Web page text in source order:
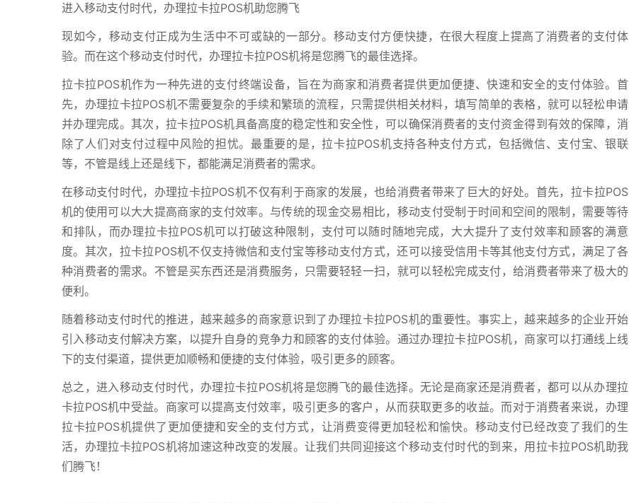
进入移动支付时代，办理拉卡拉POS机助您腾飞
现如今，移动支付正成为生活中不可或缺的一部分。移动支付方便快捷，在很大程度上提高了消费者的支付体
验。而在这个移动支付时代，办理拉卡拉POS机将是您腾飞的最佳选择。
拉卡拉POS机作为一种先进的支付终端设备，旨在为商家和消费者提供更加便捷、快速和安全的支付体验。首
先，办理拉卡拉POS机不需要复杂的手续和繁琐的流程，只需提供相关材料，填写简单的表格，就可以轻松申请
并办理完成。其次，拉卡拉POS机具备高度的稳定性和安全性，可以确保消费者的支付资金得到有效的保障，消
除了人们对支付过程中风险的担忧。最重要的是，拉卡拉POS机支持各种支付方式，包括微信、支付宝、银联
等，不管是线上还是线下，都能满足消费者的需求。
在移动支付时代，办理拉卡拉POS机不仅有利于商家的发展，也给消费者带来了巨大的好处。首先，拉卡拉POS
机的使用可以大大提高商家的支付效率。与传统的现金交易相比，移动支付受制于时间和空间的限制，需要等待
和排队，而办理拉卡拉POS机可以打破这种限制，支付可以随时随地完成，大大提升了支付效率和顾客的满意
度。其次，拉卡拉POS机不仅支持微信和支付宝等移动支付方式，还可以接受信用卡等其他支付方式，满足了各
种消费者的需求。不管是买东西还是消费服务，只需要轻轻一扫，就可以轻松完成支付，给消费者带来了极大的
便利。
随着移动支付时代的推进，越来越多的商家意识到了办理拉卡拉POS机的重要性。事实上，越来越多的企业开始
引入移动支付解决方案，以提升自身的竞争力和顾客的支付体验。通过办理拉卡拉POS机，商家可以打通线上线
下的支付渠道，提供更加顺畅和便捷的支付体验，吸引更多的顾客。
总之，进入移动支付时代，办理拉卡拉POS机将是您腾飞的最佳选择。无论是商家还是消费者，都可以从办理拉
卡拉POS机中受益。商家可以提高支付效率，吸引更多的客户，从而获取更多的收益。而对于消费者来说，办理
拉卡拉POS机提供了更加便捷和安全的支付方式，让消费变得更加轻松和愉快。移动支付已经改变了我们的生
活，办理拉卡拉POS机将加速这种改变的发展。让我们共同迎接这个移动支付时代的到来，用拉卡拉POS机助我
们腾飞！